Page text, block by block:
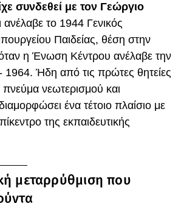
συνδεθεί με τον Γεώργιο
ανέλαβε το 1944 Γενικός
Παιδείας, θέση στην
η Ένωση Κέντρου ανέλαβε την
1964. Ήδη από τις πρώτες θητείες
πνεύμα νεωτερισμού και
ένα τέτοιο πλαίσιο με
της εκπαιδευτικής
μεταρρύθμιση που